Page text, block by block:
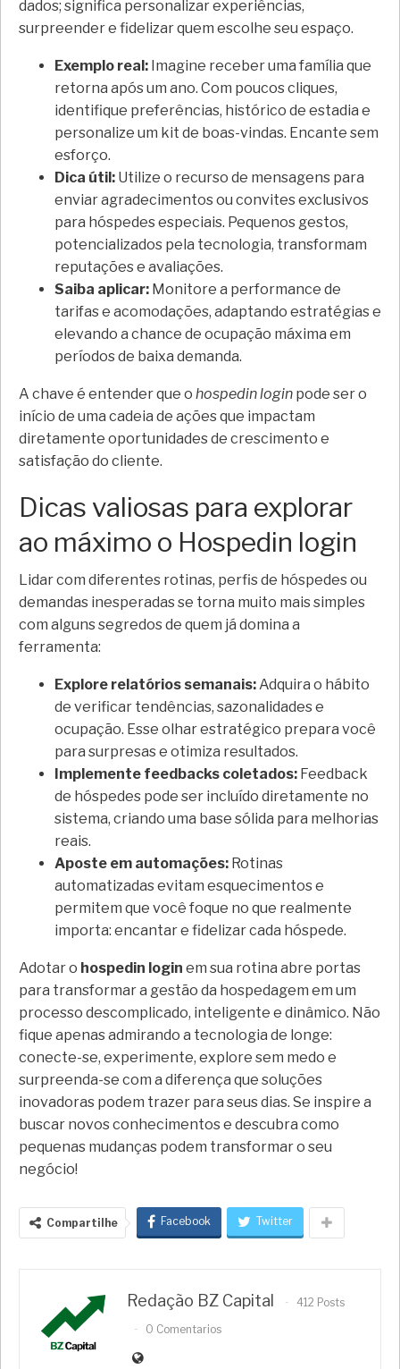
dados; significa personalizar experiências,
surpreender e fidelizar quem escolhe seu espaço.
Exemplo real: Imagine receber uma família que
retorna após um ano. Com poucos cliques,
identifique preferências, histórico de estadia e
personalize um kit de boas-vindas. Encante sem
esforço.
Dica útil: Utilize o recurso de mensagens para
enviar agradecimentos ou convites exclusivos
para hóspedes especiais. Pequenos gestos,
potencializados pela tecnologia, transformam
reputações e avaliações.
Saiba aplicar: Monitore a performance de
tarifas e acomodações, adaptando estratégias e
elevando a chance de ocupação máxima em
períodos de baixa demanda.
A chave é entender que o hospedin login pode ser o
início de uma cadeia de ações que impactam
diretamente oportunidades de crescimento e
satisfação do cliente.
Dicas valiosas para explorar
ao máximo o Hospedin login
Lidar com diferentes rotinas, perfis de hóspedes ou
demandas inesperadas se torna muito mais simples
com alguns segredos de quem já domina a
ferramenta:
Explore relatórios semanais:Adquira o hábito
de verificar tendências, sazonalidades e
ocupação. Esse olhar estratégico prepara você
para surpresas e otimiza resultados.
Implemente feedbacks coletados: Feedback
de hóspedes pode ser incluído diretamente no
sistema, criando uma base sólida para melhorias
reais.
Aposte em automações: Rotinas
automatizadas evitam esquecimentos e
permitem que você foque no que realmente
importa: encantar e fidelizar cada hóspede.
Adotar o hospedin login em sua rotina abre portas
para transformar a gestão da hospedagem em um
processo descomplicado, inteligente e dinâmico. Não
fique apenas admirando a tecnologia de longe:
conecte-se, experimente, explore sem medo e
surpreenda-se com a diferença que soluções
inovadoras podem trazer para seus dias. Se inspire a
buscar novos conhecimentos e descubra como
pequenas mudanças podem transformar o seu
negócio!
Compartilhe Facebook Twitter
Redação BZ Capital
412 Posts
0 Comentarios